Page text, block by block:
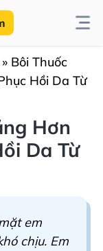
» Bôi Thuốc
Hồi Da Từ
Hơn
Da Từ
em
chịu. Em